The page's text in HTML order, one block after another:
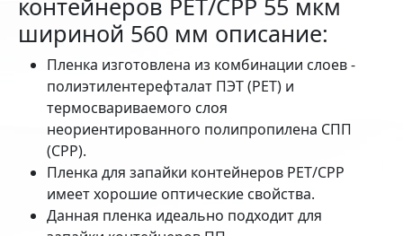
шириной 560 мм описание:
Пленка изготовлена из комбинации слоев -
полиэтилентерефталат ПЭТ (PET) и
термосвариваемого слоя
неориентированного полипропилена СПП
(CPP).
Пленка для запайки контейнеров PET/CPP
имеет хорошие оптические свойства.
Данная пленка идеально подходит для